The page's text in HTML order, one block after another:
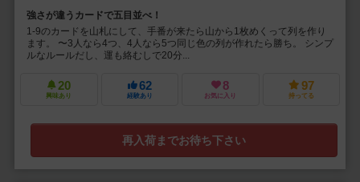
強さが違うカードで五目並べ！
1-9のカードを山札にして、手番が来たら山から1枚めくって列を作り
ます。 〜3人なら4つ、4人なら5つ同じ色の列が作れたら勝ち。 シンプ
ルなルールだし、運も絡むしで20分...
20
興味あり
62
経験あり
8
お気に入り
97
持ってる
再入荷までお待ち下さい